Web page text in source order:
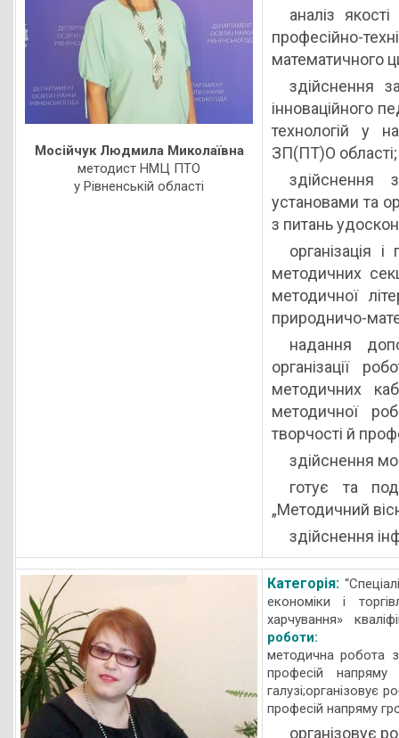
Мосійчук Людмила Миколаївна
методист НМЦ ПТО
у Рівненській області
аналіз
професійно-
математичного
здійснення
інноваційного
технологій у
ЗП(ПТ)О області;
здійснення
установами та
з питань
організація
методичних
методичної
природничо-
надання
організації
методичних
методичної
творчості й
здійснення
готує та
„Методичний
здійснення
Категорія:
економіки і
харчування»
роботи:
методична робота
професій напряму
галузі;організовує
професій напряму
організовує